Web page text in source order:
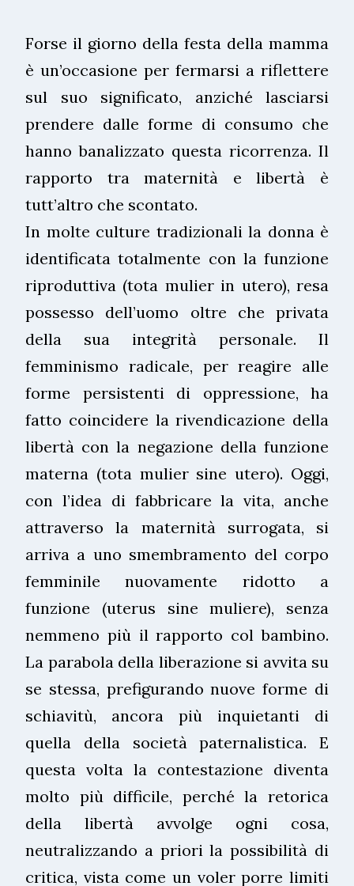
Forse il giorno della festa della mamma
è un’occasione per fermarsi a riflettere
sul suo significato, anziché lasciarsi
prendere dalle forme di consumo che
hanno banalizzato questa ricorrenza. Il
rapporto tra maternità e libertà è
tutt’altro che scontato.
In molte culture tradizionali la donna è
identificata totalmente con la funzione
riproduttiva (tota mulier in utero), resa
possesso dell’uomo oltre che privata
della sua integrità personale. Il
femminismo radicale, per reagire alle
forme persistenti di oppressione, ha
fatto coincidere la rivendicazione della
libertà con la negazione della funzione
materna (tota mulier sine utero). Oggi,
con l’idea di fabbricare la vita, anche
attraverso la maternità surrogata, si
arriva a uno smembramento del corpo
femminile nuovamente ridotto a
funzione (uterus sine muliere), senza
nemmeno più il rapporto col bambino.
La parabola della liberazione si avvita su
se stessa, prefigurando nuove forme di
schiavitù, ancora più inquietanti di
quella della società paternalistica. E
questa volta la contestazione diventa
molto più difficile, perché la retorica
della libertà avvolge ogni cosa,
neutralizzando a priori la possibilità di
critica, vista come un voler porre limiti